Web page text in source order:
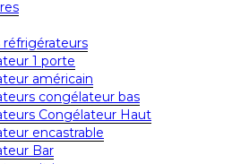
réfrigérateurs
1 porte
américain
congélateur bas
Congélateur Haut
encastrable
Bar